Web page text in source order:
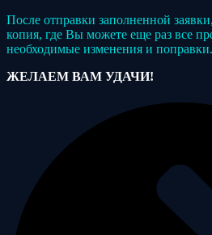
После отправки заполненной
копия, где Вы можете еще раз все
необходимые изменения и поправки.
ЖЕЛАЕМ ВАМ УДАЧИ!